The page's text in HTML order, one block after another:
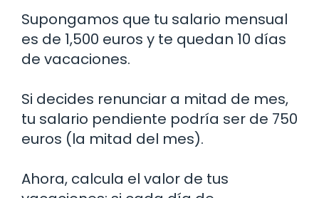
Supongamos que tu salario mensual
es de 1,500 euros y te quedan 10 días
de vacaciones.
Si decides renunciar a mitad de mes,
tu salario pendiente podría ser de 750
euros (la mitad del mes).
Ahora, calcula el valor de tus